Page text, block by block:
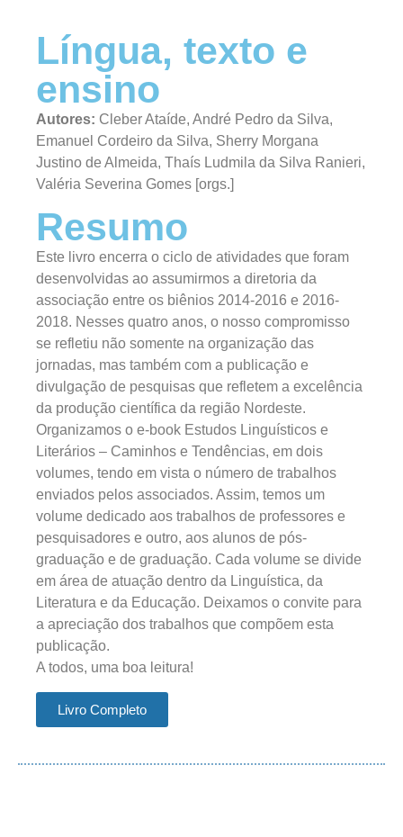
Língua, texto e
ensino
Autores: Cleber Ataíde, André Pedro da Silva,
Emanuel Cordeiro da Silva, Sherry Morgana
Justino de Almeida, Thaís Ludmila da Silva Ranieri,
Valéria Severina Gomes [orgs.]
Resumo
Este livro encerra o ciclo de atividades que foram
desenvolvidas ao assumirmos a diretoria da
associação entre os biênios 2014-2016 e 2016-
2018. Nesses quatro anos, o nosso compromisso
se refletiu não somente na organização das
jornadas, mas também com a publicação e
divulgação de pesquisas que refletem a excelência
da produção científica da região Nordeste.
Organizamos o e-book Estudos Linguísticos e
Literários – Caminhos e Tendências, em dois
volumes, tendo em vista o número de trabalhos
enviados pelos associados. Assim, temos um
volume dedicado aos trabalhos de professores e
pesquisadores e outro, aos alunos de pós-
graduação e de graduação. Cada volume se divide
em área de atuação dentro da Linguística, da
Literatura e da Educação. Deixamos o convite para
a apreciação dos trabalhos que compõem esta
publicação.
A todos, uma boa leitura!
Livro Completo